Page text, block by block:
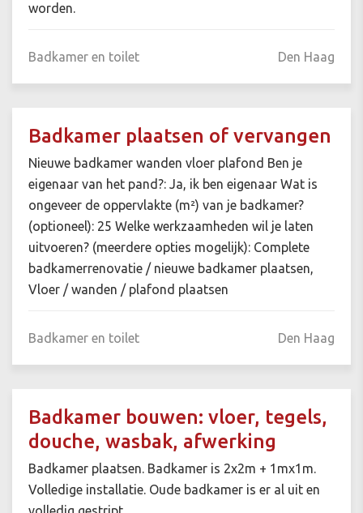
worden.
Badkamer en toilet Den Haag
Badkamer plaatsen of vervangen
Nieuwe badkamer wanden vloer plafond Ben je
eigenaar van het pand?: Ja, ik ben eigenaar Wat is
ongeveer de oppervlakte (m²) van je badkamer?
(optioneel): 25 Welke werkzaamheden wil je laten
uitvoeren? (meerdere opties mogelijk): Complete
badkamerrenovatie / nieuwe badkamer plaatsen,
Vloer / wanden / plafond plaatsen
Badkamer en toilet Den Haag
Badkamer bouwen: vloer, tegels,
douche, wasbak, afwerking
Badkamer plaatsen. Badkamer is 2x2m + 1mx1m.
Volledige installatie. Oude badkamer is er al uit en